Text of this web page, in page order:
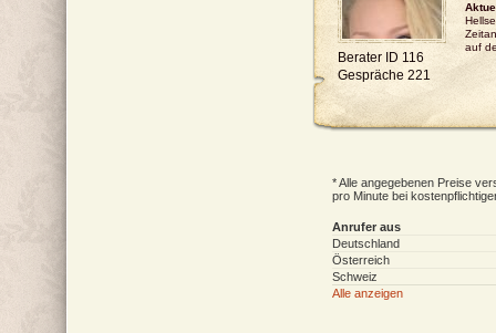
Berater ID 116
Gespräche 221
auf
* Alle angegebenen Preise
pro Minute bei
Anrufer aus
Deutschland
Österreich
Schweiz
Alle anzeigen